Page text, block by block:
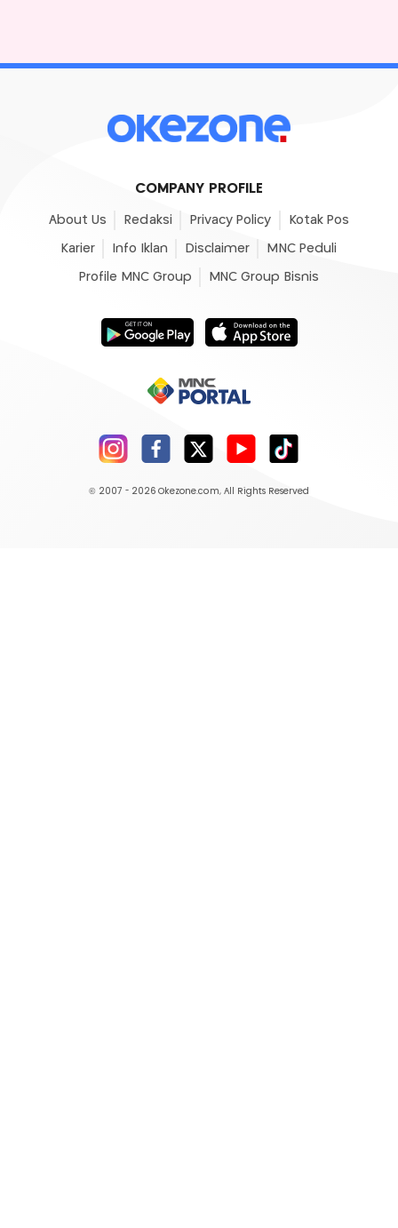
COMPANY PROFILE
About Us Redaksi Privacy Policy Kotak Pos
Karier Info Iklan Disclaimer MNC Peduli
Profile MNC Group MNC Group Bisnis
© 2007 - 2026 Okezone.com, All Rights Reserved